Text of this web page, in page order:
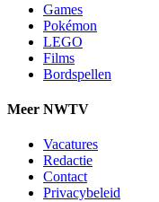
Games
Pokémon
LEGO
Films
Bordspellen
Meer NWTV
Vacatures
Redactie
Contact
Privacybeleid